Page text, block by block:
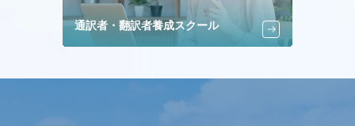
通訳者・翻訳者養成スクール